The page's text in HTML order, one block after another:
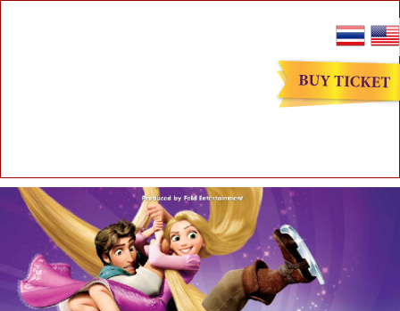
Message: Only variable references should